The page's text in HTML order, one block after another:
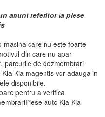
anunt referitor la piese
masina care nu este foarte
din care nu apar
parcurile de dezmembrari
Kia magentis vor adauga in
disponibile.
pentru a verifica
auto Kia Kia